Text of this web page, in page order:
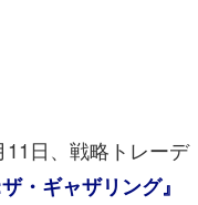
日、戦略トレーデ
・ギャザリング』